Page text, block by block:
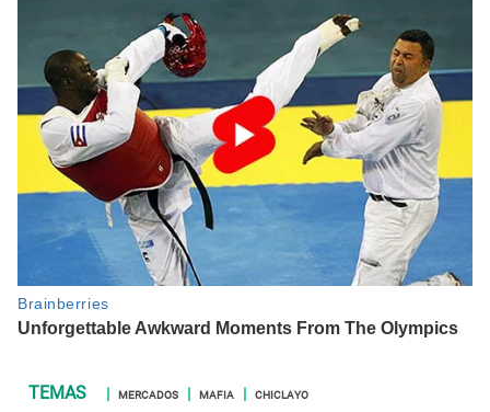
MERCADOS MAFIA CHICLAYO